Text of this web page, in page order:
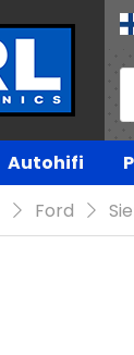
Autohifi
Ford